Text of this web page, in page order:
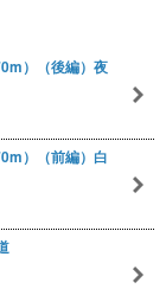
）（後編）夜
）（前編）白